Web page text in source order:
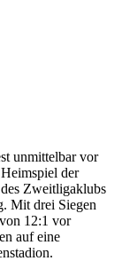
unmittelbar vor
der
Zweitligaklubs
Mit drei Siegen
12:1 vor
auf eine